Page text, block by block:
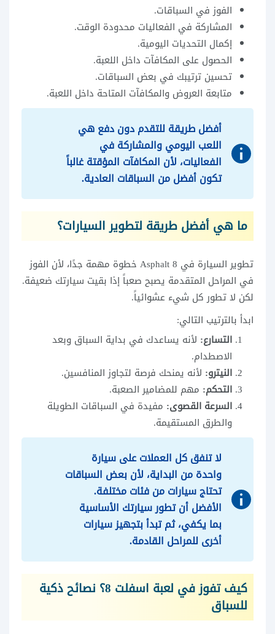
الفوز في السباقات.
المشاركة في الفعاليات محدودة الوقت.
إكمال التحديات اليومية.
الحصول على المكافآت داخل اللعبة.
تحسين ترتيبك في بعض السباقات.
متابعة العروض والمكافآت المتاحة داخل اللعبة.
أفضل طريقة للتقدم دون دفع هي
اللعب اليومي والمشاركة في
الفعاليات، لأن المكافآت المؤقتة غالباً
تكون أفضل من السباقات العادية.
ما هي أفضل طريقة لتطوير السيارات؟
تطوير السيارة في Asphalt 8 خطوة مهمة جدًا، لأن الفوز
في المراحل المتقدمة يصبح صعباً إذا بقيت سيارتك ضعيفة.
لكن لا تطور كل شيء عشوائياً.
ابدأ بالترتيب التالي:
التسارع: لأنه يساعدك في بداية السباق وبعد
الاصطدام.
النيترو: لأنه يمنحك فرصة لتجاوز المنافسين.
التحكم: مهم للمضامير الصعبة.
السرعة القصوى: مفيدة في السباقات الطويلة
والطرق المستقيمة.
لا تنفق كل العملات على سيارة
واحدة من البداية، لأن بعض السباقات
تحتاج سيارات من فئات مختلفة.
الأفضل أن تطور سيارتك الأساسية
بما يكفي، ثم تبدأ بتجهيز سيارات
أخرى للمراحل القادمة.
كيف تفوز في لعبة اسفلت 8؟ نصائح ذكية
للسباق